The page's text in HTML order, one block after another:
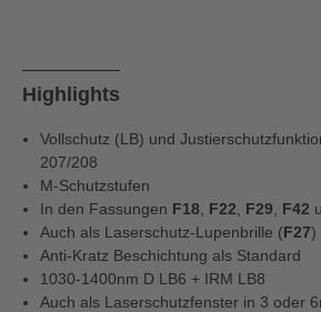
Highlights
Vollschutz (LB) und
207/208
M-Schutzstufen
In den Fassungen F18 F22 F29 F42
Auch als Laserschutz-Lupenbrille (F27)
Anti-Kratz Beschichtung als Standard
1030-1400nm D LB6 + IRM LB8
Auch als Laserschutzfenster in 3 oder